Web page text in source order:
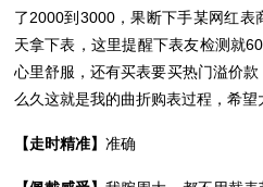
了2000到3000，果断下手某网红
天拿下表，这里提醒下表友检测就
心里舒服，还有买表要买热门溢价
么久这就是我的曲折购表过程，希望
【走时精准】 准确